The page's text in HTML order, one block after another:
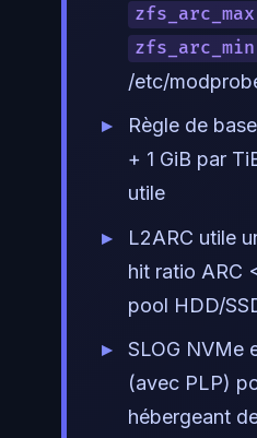
zfs_arc_max
zfs_arc_min
/etc/
Règle de
+ 1 GiB par
utile
L2ARC utile
hit ratio ARC
pool HDD/
SLOG NVMe
(avec PLP)
hébergeant